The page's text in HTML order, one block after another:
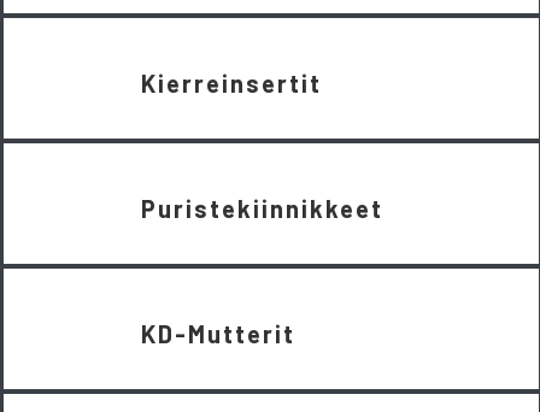
Kierreinsertit
Puristekiinnikkeet
KD-Mutterit